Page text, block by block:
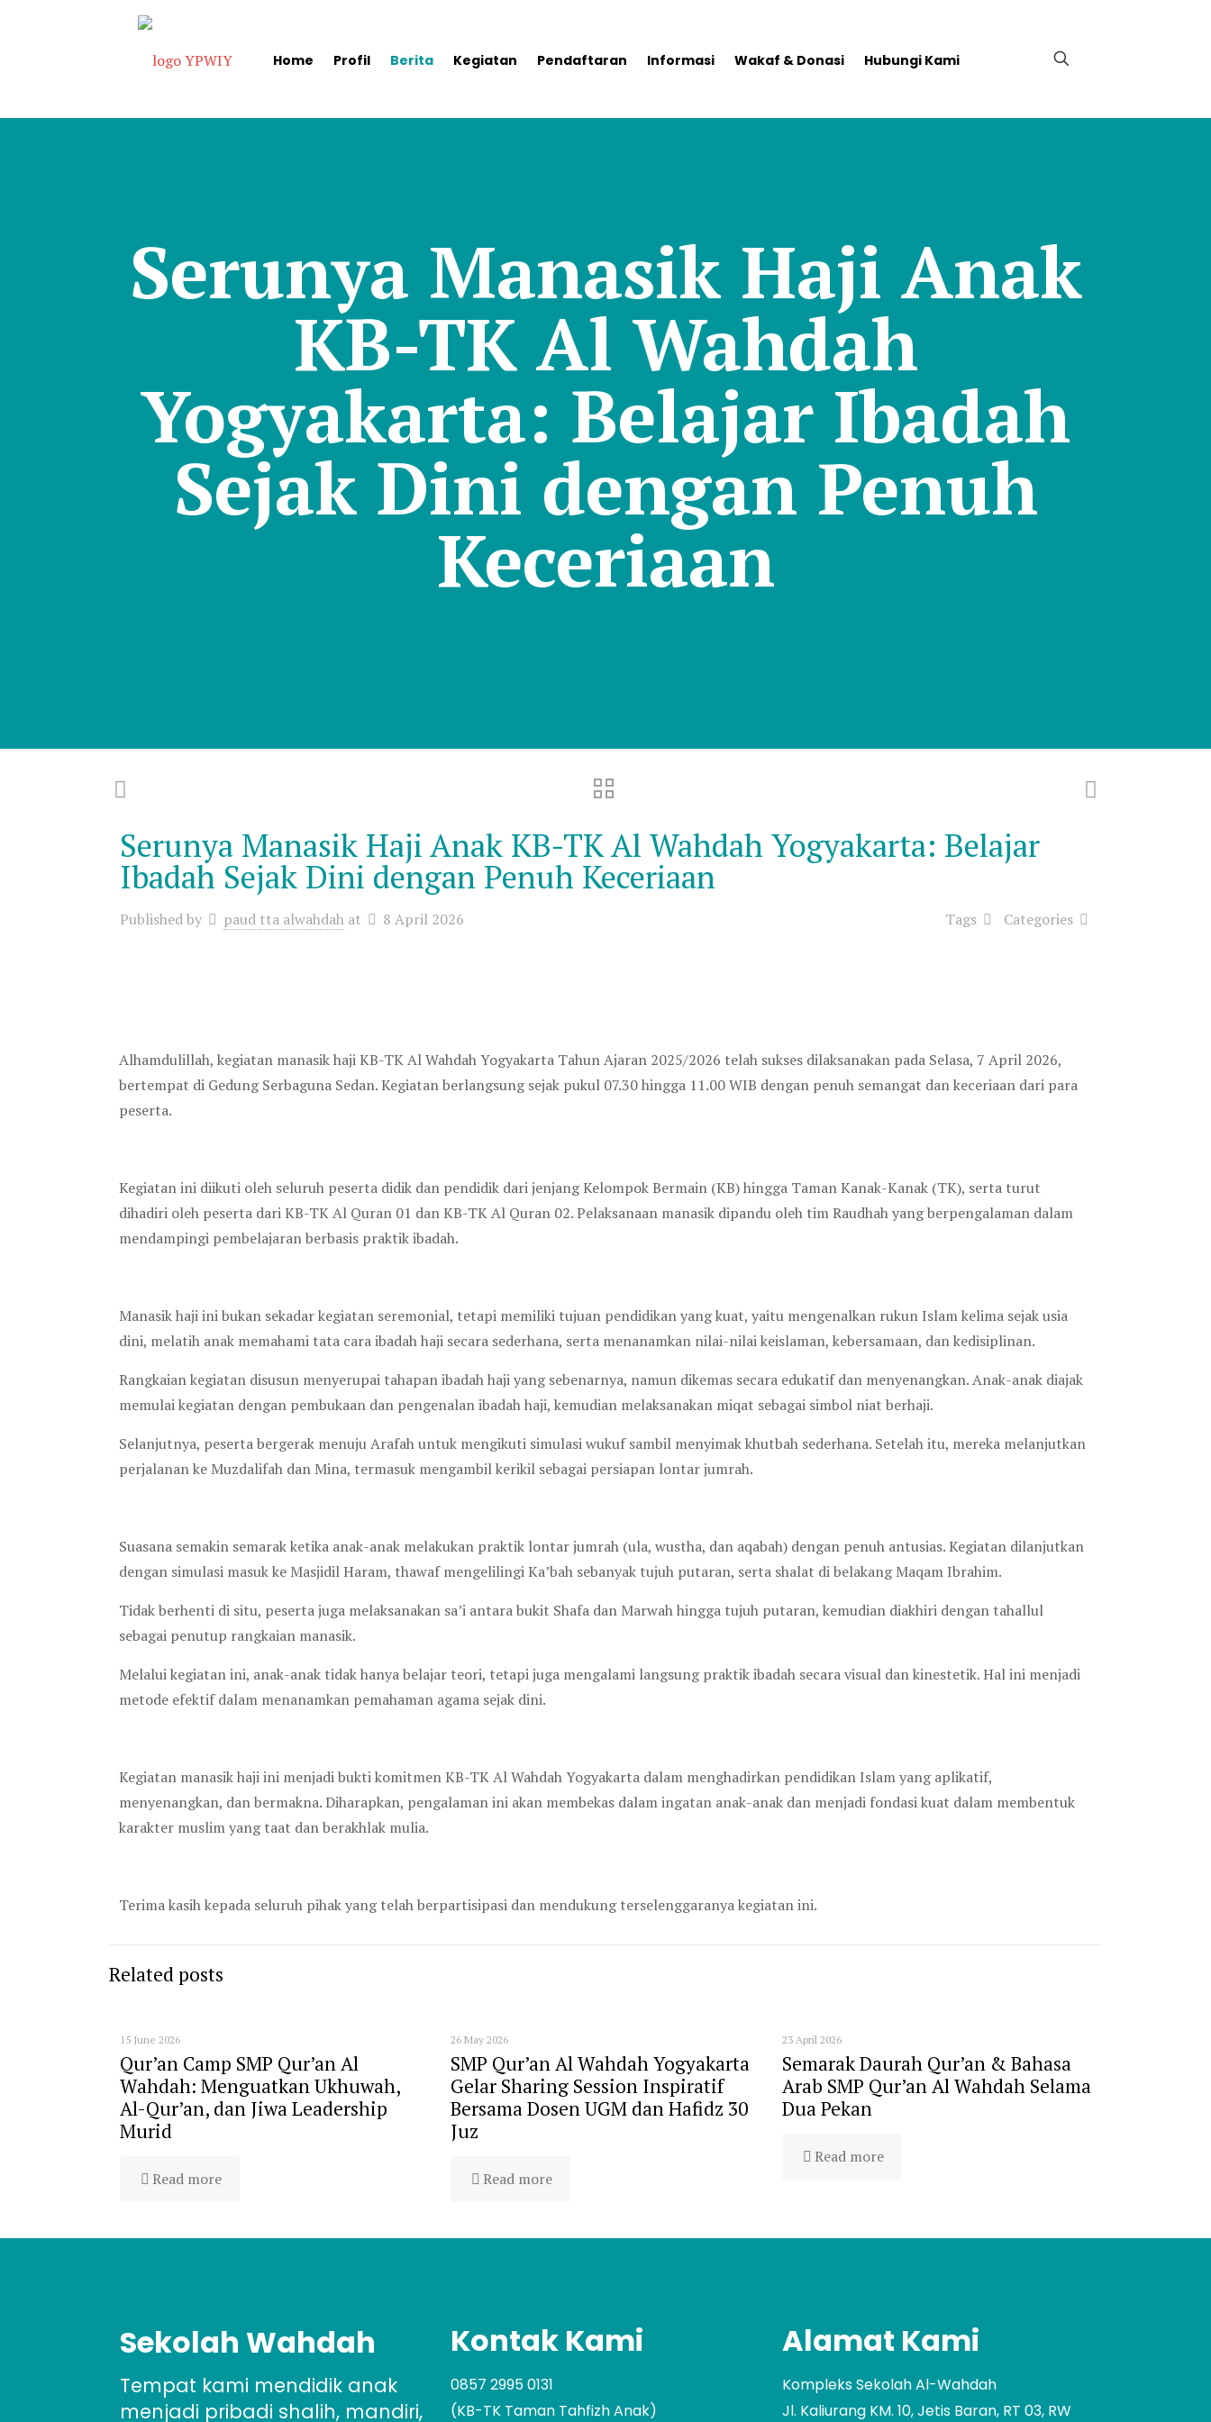
Home Profil Berita Kegiatan Pendaftaran Informasi Wakaf & Donasi Hubungi Kami
Serunya Manasik Haji Anak
KB-TK Al Wahdah
Yogyakarta: Belajar Ibadah
Sejak Dini dengan Penuh
Keceriaan
Serunya Manasik Haji Anak KB-TK Al Wahdah Yogyakarta: Belajar
Ibadah Sejak Dini dengan Penuh Keceriaan
Published by paud tta alwahdah at 8 April 2026 Categories
Tags
Alhamdulillah, kegiatan manasik haji KB-TK Al Wahdah Yogyakarta Tahun Ajaran 2025/2026 telah sukses dilaksanakan pada Selasa, 7 April 2026,
bertempat di Gedung Serbaguna Sedan. Kegiatan berlangsung sejak pukul 07.30 hingga 11.00 WIB dengan penuh semangat dan keceriaan dari para
peserta.
Kegiatan ini diikuti oleh seluruh peserta didik dan pendidik dari jenjang Kelompok Bermain (KB) hingga Taman Kanak-Kanak (TK), serta turut
dihadiri oleh peserta dari KB-TK Al Quran 01 dan KB-TK Al Quran 02. Pelaksanaan manasik dipandu oleh tim Raudhah yang berpengalaman dalam
mendampingi pembelajaran berbasis praktik ibadah.
Manasik haji ini bukan sekadar kegiatan seremonial, tetapi memiliki tujuan pendidikan yang kuat, yaitu mengenalkan rukun Islam kelima sejak usia
dini, melatih anak memahami tata cara ibadah haji secara sederhana, serta menanamkan nilai-nilai keislaman, kebersamaan, dan kedisiplinan.
Rangkaian kegiatan disusun menyerupai tahapan ibadah haji yang sebenarnya, namun dikemas secara edukatif dan menyenangkan. Anak-anak diajak
memulai kegiatan dengan pembukaan dan pengenalan ibadah haji, kemudian melaksanakan miqat sebagai simbol niat berhaji.
Selanjutnya, peserta bergerak menuju Arafah untuk mengikuti simulasi wukuf sambil menyimak khutbah sederhana. Setelah itu, mereka melanjutkan
perjalanan ke Muzdalifah dan Mina, termasuk mengambil kerikil sebagai persiapan lontar jumrah.
Suasana semakin semarak ketika anak-anak melakukan praktik lontar jumrah (ula, wustha, dan aqabah) dengan penuh antusias. Kegiatan dilanjutkan
dengan simulasi masuk ke Masjidil Haram, thawaf mengelilingi Ka’bah sebanyak tujuh putaran, serta shalat di belakang Maqam Ibrahim.
Tidak berhenti di situ, peserta juga melaksanakan sa’i antara bukit Shafa dan Marwah hingga tujuh putaran, kemudian diakhiri dengan tahallul
sebagai penutup rangkaian manasik.
Melalui kegiatan ini, anak-anak tidak hanya belajar teori, tetapi juga mengalami langsung praktik ibadah secara visual dan kinestetik. Hal ini menjadi
metode efektif dalam menanamkan pemahaman agama sejak dini.
Kegiatan manasik haji ini menjadi bukti komitmen KB-TK Al Wahdah Yogyakarta dalam menghadirkan pendidikan Islam yang aplikatif,
menyenangkan, dan bermakna. Diharapkan, pengalaman ini akan membekas dalam ingatan anak-anak dan menjadi fondasi kuat dalam membentuk
karakter muslim yang taat dan berakhlak mulia.
Terima kasih kepada seluruh pihak yang telah berpartisipasi dan mendukung terselenggaranya kegiatan ini.
Related posts
15 June 2026
Qur’an Camp SMP Qur’an Al
Wahdah: Menguatkan Ukhuwah,
Al-Qur’an, dan Jiwa Leadership
Murid
Read more
26 May 2026
SMP Qur’an Al Wahdah Yogyakarta
Gelar Sharing Session Inspiratif
Bersama Dosen UGM dan Hafidz 30
Juz
Read more
23 April 2026
Semarak Daurah Qur’an & Bahasa
Arab SMP Qur’an Al Wahdah Selama
Dua Pekan
Read more
Sekolah Wahdah
Tempat kami mendidik anak
menjadi pribadi shalih, mandiri,
Kontak Kami
0857 2995 0131
(KB-TK Taman Tahfizh Anak)
Alamat Kami
Kompleks Sekolah Al-Wahdah
Jl. Kaliurang KM. 10, Jetis Baran, RT 03, RW